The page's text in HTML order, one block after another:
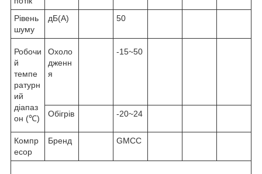
Рівень
шуму
дБ(A) 50
Робочи
й
темпе
ратурн
ий
діапаз
он (℃)
Охоло
дженн
я
-15~50
Обігрів -20~24
Компр
есор
Бренд GMCC